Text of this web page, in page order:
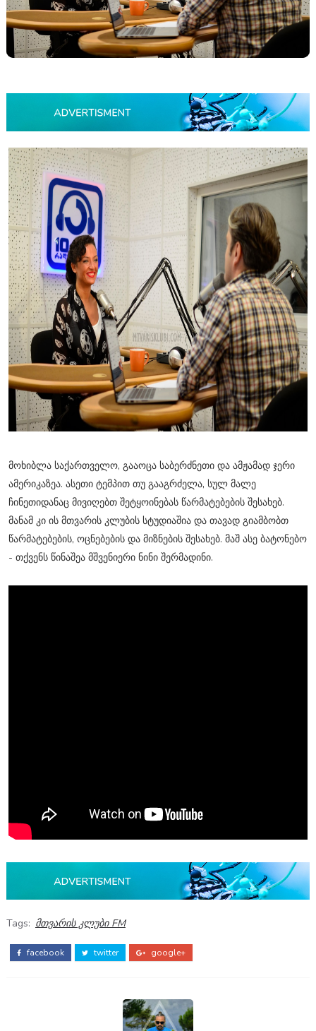
მოხიბლა საქართველო, გააოცა საბერძნეთი და ამჟამად ჯერი
ამერიკაზეა. ასეთი ტემპით თუ გააგრძელა, სულ მალე
ჩინეთიდანაც მივიღებთ შეტყოინებას წარმატებების შესახებ.
მანამ კი ის მთვარის კლუბის სტუდიაშია და თავად გიამბობთ
წარმატებების, ოცნებების და მიზნების შესახებ. მაშ ასე ბატონებო
- თქვენს წინაშეა მშვენიერი ნინი შერმადინი.
Tags: მთვარის კლუბი FM
facebook twitter google+